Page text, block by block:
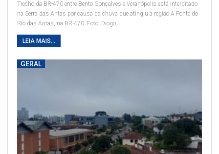
Trecho da BR-470 entre Bento Gonçalves e Veranópolis está interditado
na Serra das Antas por causa da chuva que atingiu a região A Ponte do
Rio das Antas, na BR-470. Foto: Diogo…
LEIA MAIS...
GERAL